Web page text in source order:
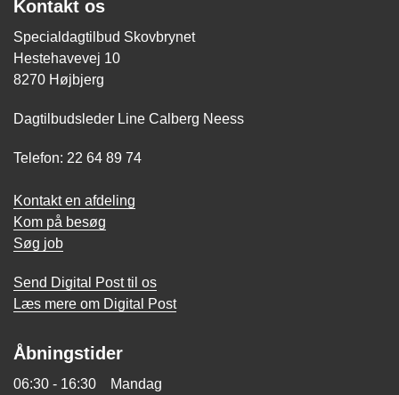
Kontakt os
Specialdagtilbud Skovbrynet
Hestehavevej 10
8270 Højbjerg
Dagtilbudsleder Line Calberg Neess
Telefon: 22 64 89 74
Kontakt en afdeling
Kom på besøg
Søg job
Send Digital Post til os
Læs mere om Digital Post
Åbningstider
06:30 - 16:30 Mandag